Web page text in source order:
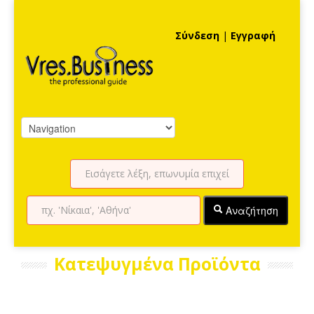
Σύνδεση | Εγγραφή
Αναζήτηση
Κατεψυγμένα Προϊόντα